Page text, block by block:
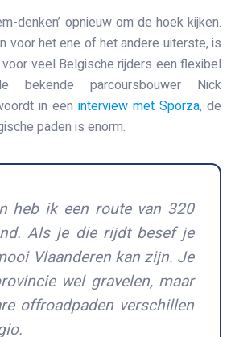
denken’ opnieuw om de hoek kijken.
voor het ene of het andere uiterste, is
veel Belgische rijders een flexibel
bekende parcoursbouwer Nick
in een interview met Sporza, de
paden is enorm.
heb ik een route van 320
Als je die rijdt besef je
Vlaanderen kan zijn. Je
wel gravelen, maar
offroadpaden verschillen